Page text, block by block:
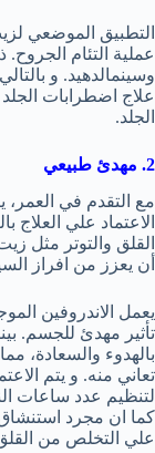
التطبيق الموضعي
عملية التئام
وسينمالدهيد. و
علاج اضطرابات الجلد
الجلد.
2. مهدئ طبيعي
مع التقدم في العمر،
الاعتماد علي
القلق والتوتر مثل
أن يعزز من افراز
يعمل الاندروفين
تأثير مهدئ للجسم.
بالهدوء والسعادة،
تعاني منه. و يتم
لتنظيم عدد ساعات
كما ان مجرد
علي التخلص من